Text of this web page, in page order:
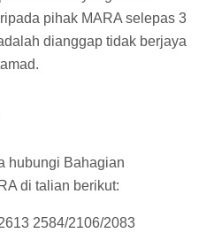
pihak MARA selepas 3
dianggap tidak berjaya
hubungi Bahagian
di talian berikut:
2584/2106/2083